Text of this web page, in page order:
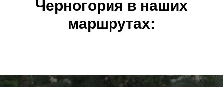
Черногория в наших
маршрутах: